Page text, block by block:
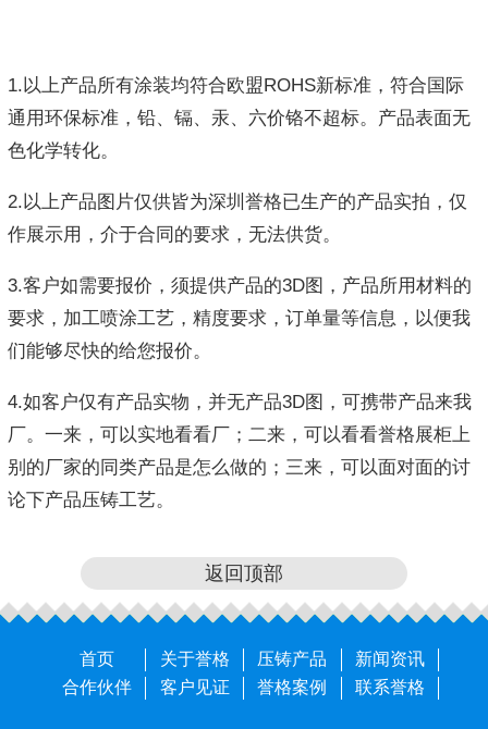
1.以上产品所有涂装均符合欧盟ROHS新标准，符合国际
通用环保标准，铅、镉、汞、六价铬不超标。产品表面无
色化学转化。
2.以上产品图片仅供皆为深圳誉格已生产的产品实拍，仅
作展示用，介于合同的要求，无法供货。
3.客户如需要报价，须提供产品的3D图，产品所用材料的
要求，加工喷涂工艺，精度要求，订单量等信息，以便我
们能够尽快的给您报价。
4.如客户仅有产品实物，并无产品3D图，可携带产品来我
厂。一来，可以实地看看厂；二来，可以看看誉格展柜上
别的厂家的同类产品是怎么做的；三来，可以面对面的讨
论下产品压铸工艺。
返回顶部
首页 关于誉格 压铸产品
新闻资讯
合作伙伴
客户见证 誉格案例 联系誉格